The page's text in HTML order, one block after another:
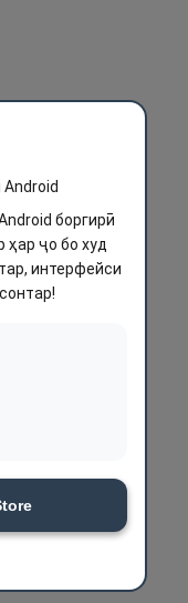
боргирӣ
ҳар ҷо бо худ
интерфейси